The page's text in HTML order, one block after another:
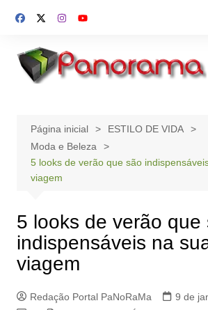
para
conteúdo
Página inicial
ESTILO DE VIDA
Moda e Beleza
5 looks de verão que são
viagem
5 looks de verão que
indispensáveis na
viagem
Redação Portal PaNoRaMa
9 de